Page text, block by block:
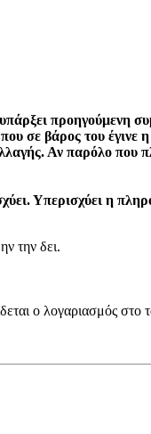
προηγούμενη
σε βάρος του
Αν παρόλο που
Υπερισχύει η
την δει.
ο λογαριασμός στο